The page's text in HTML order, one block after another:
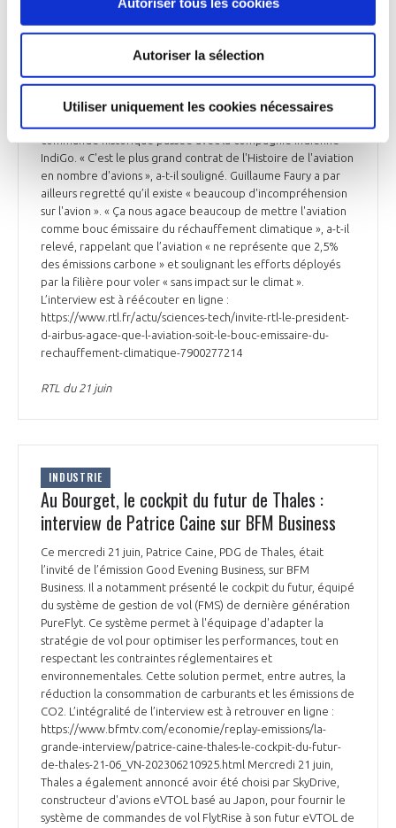
Autoriser la sélection
Utiliser uniquement les cookies nécessaires
INDUSTRIE
Guillaume Faury invité de RTL depuis le Salon
du Bourget
Invité de RTL depuis le Salon du Bourget, Guillaume Faury,
IndiGo. « C'est le plus grand contrat de l'Histoire de l'aviation
en nombre d'avions », a-t-il souligné. Guillaume Faury a par
ailleurs regretté qu’il existe « beaucoup d'incompréhension
sur l'avion ». « Ça nous agace beaucoup de mettre l'aviation
comme bouc émissaire du réchauffement climatique », a-t-il
relevé, rappelant que l’aviation « ne représente que 2,5%
des émissions carbone » et soulignant les efforts déployés
par la filière pour voler « sans impact sur le climat ».
L’interview est à réécouter en ligne :
https://www.rtl.fr/actu/sciences-tech/invite-rtl-le-president-
d-airbus-agace-que-l-aviation-soit-le-bouc-emissaire-du-
rechauffement-climatique-7900277214
RTL du 21 juin
INDUSTRIE
Au Bourget, le cockpit du futur de Thales :
interview de Patrice Caine sur BFM Business
Ce mercredi 21 juin, Patrice Caine, PDG de Thales, était
l’invité de l’émission Good Evening Business, sur BFM
Business. Il a notamment présenté le cockpit du futur, équipé
du système de gestion de vol (FMS) de dernière génération
PureFlyt. Ce système permet à l'équipage d'adapter la
stratégie de vol pour optimiser les performances, tout en
respectant les contraintes réglementaires et
environnementales. Cette solution permet, entre autres, la
réduction la consommation de carburants et les émissions de
CO2. L’intégralité de l’interview est à retrouver en ligne :
https://www.bfmtv.com/economie/replay-emissions/la-
grande-interview/patrice-caine-thales-le-cockpit-du-futur-
de-thales-21-06_VN-202306210925.html Mercredi 21 juin,
Thales a également annoncé avoir été choisi par SkyDrive,
constructeur d'avions eVTOL basé au Japon, pour fournir le
système de commandes de vol FlytRise à son futur eVTOL de